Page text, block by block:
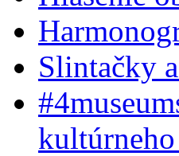
Slintačky